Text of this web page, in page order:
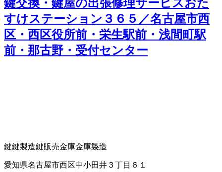
鍵交換・鍵屋の出張修理サービスおた
すけステーション３６５／名古屋市西
区・西区役所前・栄生駅前・浅間町駅
前・那古野・受付センター
鍵鍵製造鍵販売金庫金庫製造
愛知県名古屋市西区中小田井３丁目６１